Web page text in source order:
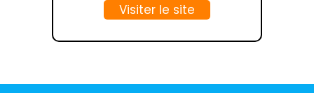
Visiter le site